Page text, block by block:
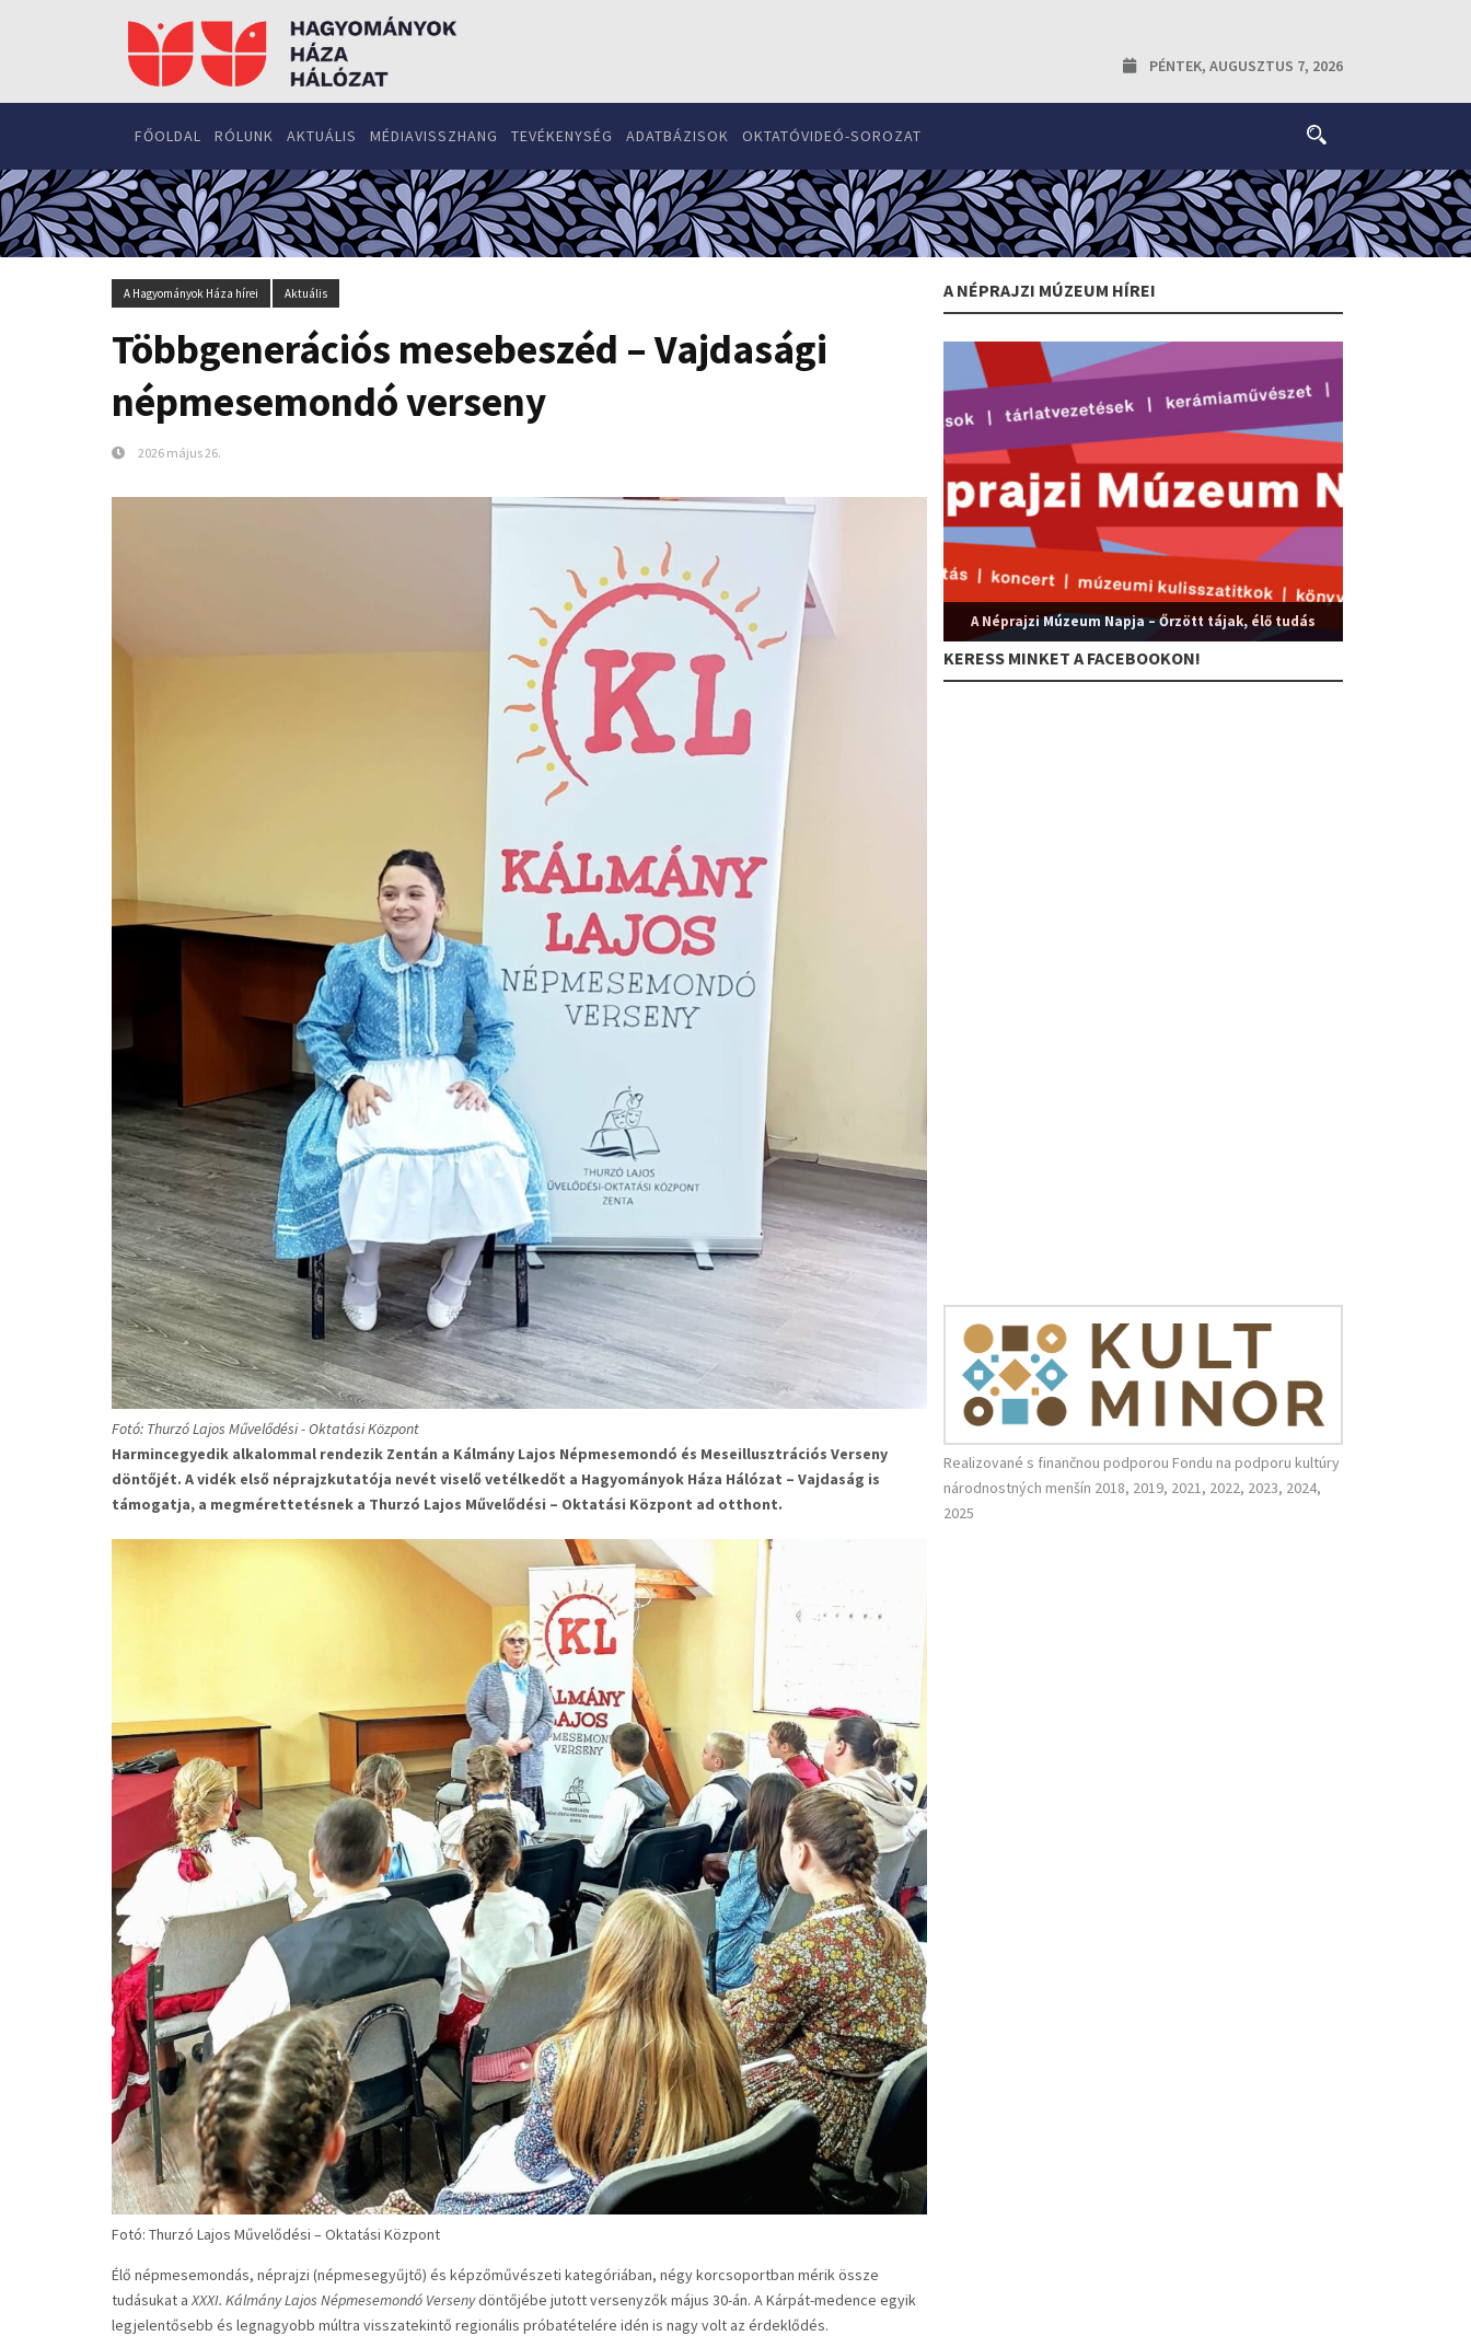
PÉNTEK, AUGUSZTUS 7, 2026
FŐOLDAL RÓLUNK AKTUÁLIS MÉDIAVISSZHANG TEVÉKENYSÉG ADATBÁZISOK OKTATÓVIDEÓ-SOROZAT
A Hagyományok Háza hírei Aktuális
Többgenerációs mesebeszéd – Vajdasági
népmesemondó verseny
2026 május 26.
Fotó: Thurzó Lajos Művelődési - Oktatási Központ
Harmincegyedik alkalommal rendezik Zentán a Kálmány Lajos Népmesemondó és Meseillusztrációs Verseny
döntőjét. A vidék első néprajzkutatója nevét viselő vetélkedőt a Hagyományok Háza Hálózat – Vajdaság is
támogatja, a megmérettetésnek a Thurzó Lajos Művelődési – Oktatási Központ ad otthont.
Fotó: Thurzó Lajos Művelődési – Oktatási Központ
Élő népmesemondás, néprajzi (népmesegyűjtő) és képzőművészeti kategóriában, négy korcsoportban mérik össze
tudásukat aXXXI. Kálmány Lajos Népmesemondó Versenydöntőjébe jutott versenyzők május 30-án. A Kárpát-medence egyik
legjelentősebb és legnagyobb múltra visszatekintő regionális próbatételére idén is nagy volt az érdeklődés.
A NÉPRAJZI MÚZEUM HÍREI
A Néprajzi Múzeum Napja – Őrzött tájak, élő tudás
KERESS MINKET A FACEBOOKON!
Realizované s finančnou podporou Fondu na podporu kultúry
národnostných menšín 2018, 2019, 2021, 2022, 2023, 2024,
2025